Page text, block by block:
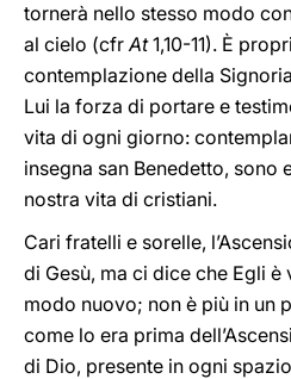
tornerà nello stesso modo
al cielo (cfrAt1,10-11). È
contemplazione della
Lui la forza di portare e
vita di ogni giorno:
insegna san Benedetto, sono
nostra vita di cristiani.
Cari fratelli e sorelle,
di Gesù, ma ci dice che Egli
modo nuovo; non è più in un
come lo era prima
di Dio, presente in ogni